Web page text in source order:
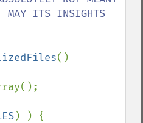
MAY ITS INSIGHTS
()
) ) {